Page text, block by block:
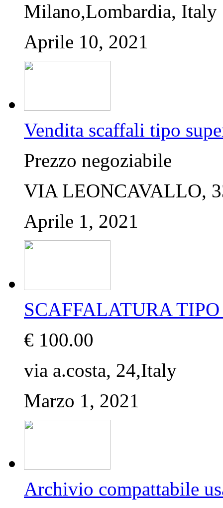
Milano,Lombardia, Italy
Aprile 10, 2021
Vendita scaffali tipo
Prezzo negoziabile
VIA LEONCAVALLO,
Aprile 1, 2021
SCAFFALATURA
€ 100.00
via a.costa, 24,Italy
Marzo 1, 2021
Archivio compattabile